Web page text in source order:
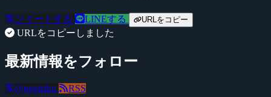
ツイートする LINEする URLをコピー
URLをコピーしました
最新情報をフォロー
@negitaku RSS